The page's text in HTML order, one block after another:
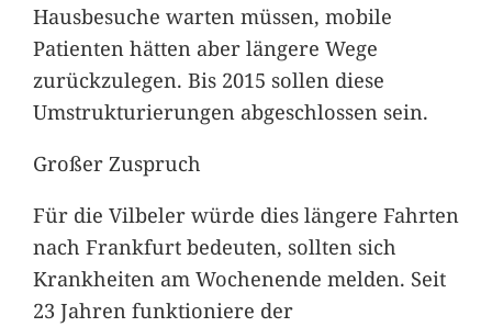
Hausbesuche warten müssen, mobile
Patienten hätten aber längere Wege
zurückzulegen. Bis 2015 sollen diese
Umstrukturierungen abgeschlossen sein.
Großer Zuspruch
Für die Vilbeler würde dies längere Fahrten
nach Frankfurt bedeuten, sollten sich
Krankheiten am Wochenende melden. Seit
23 Jahren funktioniere der